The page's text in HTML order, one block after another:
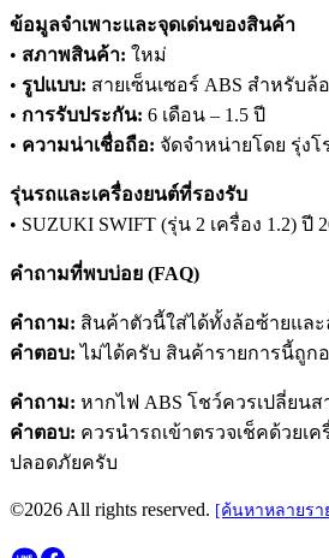
ข้อมูลจำเพาะและจุดเด่นของสินค้า
• สภาพสินค้า: ใหม่
• รูปแบบ: สายเซ็นเซอร์ ABS สำหรับล้
• การรับประกัน: 6 เดือน – 1.5 ปี
• ความน่าเชื่อถือ: จัดจำหน่ายโดย รุ่ง
รุ่นรถและเครื่องยนต์ที่รองรับ
• SUZUKI SWIFT (รุ่น 2 เครื่อง 1.2) ปี
คำถามที่พบบ่อย (FAQ)
คำถาม: สินค้าตัวนี้ใส่ได้ทั้งล้อซ้ายแล
คำตอบ: ไม่ได้ครับ สินค้ารายการนี้ถูก
คำถาม: หากไฟ ABS โชว์ควรเปลี่ยน
คำตอบ: ควรนำรถเข้าตรวจเช็คด้วย
ปลอดภัยครับ
©2026 All rights reserved. [ค้นหาหลายรา